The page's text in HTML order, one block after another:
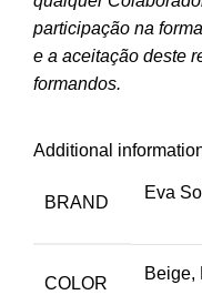
participação na
e a aceitação deste
formandos.
Additional
BRAND
Eva
COLOR
Beige,